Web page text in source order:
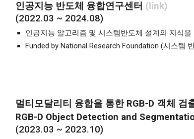
인공지능 반도체 융합연구센터 ( link)
(2022.03 ~ 2024.08)
인공지능 알고리즘 및 시스템반도체 설계의 지식을
Funded by National Research Foundation (시스템
멀티모달리티 융합을 통한 RGB-D 객체 검
RGB-D Object Detection and
(2023.03 ~ 2023.10)